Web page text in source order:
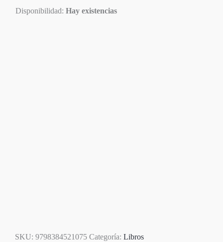
Disponibilidad: Hay existencias
SKU: 9798384521075 Categoría: Libros